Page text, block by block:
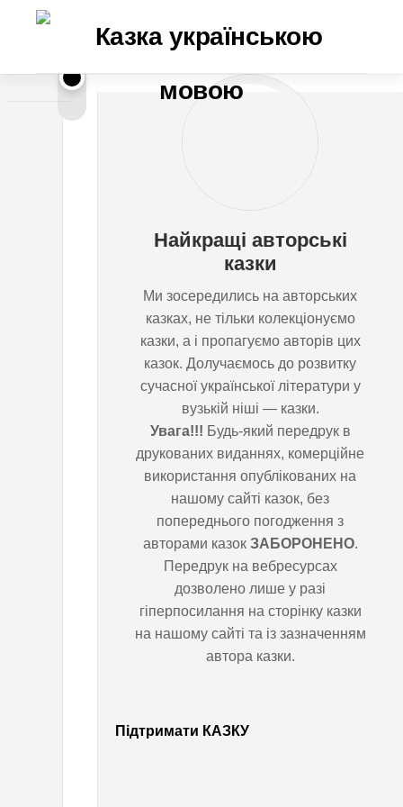
Перейти
г
в
а
н
г
у
л
а
б
р
Найкращі авторські
казки
Ми зосередились на авторських
казках, не тільки колекціонуємо
казки, а і пропагуємо авторів цих
казок. Долучаємось до розвитку
сучасної української літератури у
вузькій ніші — казки.
Увага!!! Будь-який передрук в
друкованих виданнях, комерційне
використання опублікованих на
нашому сайті казок, без
попереднього погодження з
авторами казок ЗАБОРОНЕНО.
Передрук на вебресурсах
дозволено лише у разі
гіперпосилання на сторінку казки
на нашому сайті та із зазначенням
автора казки.
Підтримати КАЗКУ